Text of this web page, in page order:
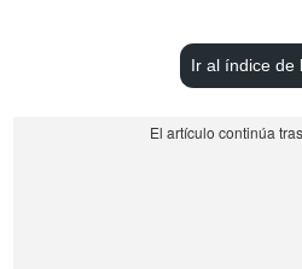
Ir al índice de